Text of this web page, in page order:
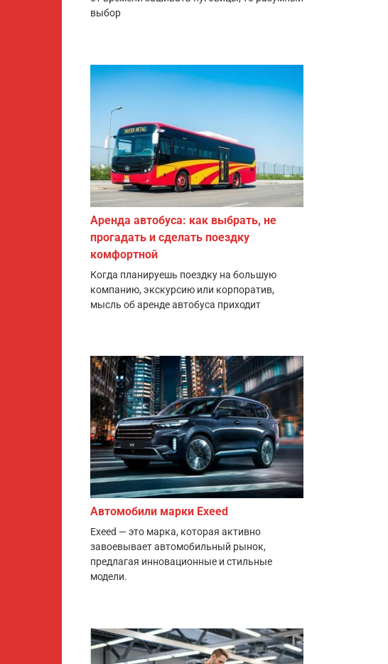
выбор
Аренда автобуса: как выбрать, не
прогадать и сделать поездку
комфортной
Когда планируешь поездку на большую
компанию, экскурсию или корпоратив,
мысль об аренде автобуса приходит
Автомобили марки Exeed
Exeed — это марка, которая активно
завоевывает автомобильный рынок,
предлагая инновационные и стильные
модели.